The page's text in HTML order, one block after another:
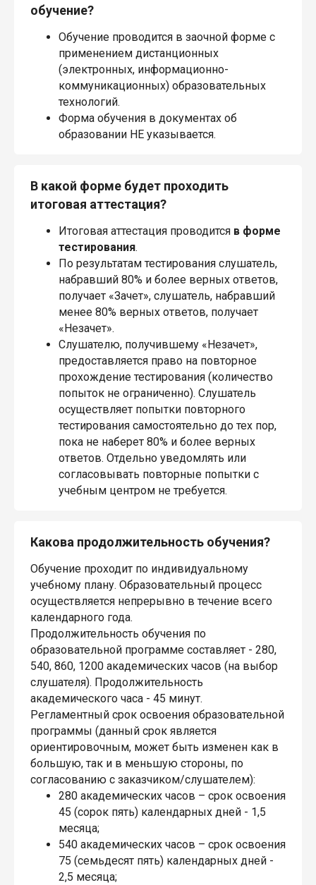
обучение?
Обучение проводится в заочной форме с
применением дистанционных
(электронных, информационно-
коммуникационных) образовательных
технологий.
Форма обучения в документах об
образовании НЕ указывается.
В какой форме будет проходить
итоговая аттестация?
Итоговая аттестация проводится в форме
тестирования.
По результатам тестирования слушатель,
набравший 80% и более верных ответов,
получает «Зачет», слушатель, набравший
менее 80% верных ответов, получает
«Незачет».
Слушателю, получившему «Незачет»,
предоставляется право на повторное
прохождение тестирования (количество
попыток не ограниченно). Слушатель
осуществляет попытки повторного
тестирования самостоятельно до тех пор,
пока не наберет 80% и более верных
ответов. Отдельно уведомлять или
согласовывать повторные попытки с
учебным центром не требуется.
Какова продолжительность обучения?
Обучение проходит по индивидуальному
учебному плану. Образовательный процесс
осуществляется непрерывно в течение всего
календарного года.
Продолжительность обучения по
образовательной программе составляет - 280,
540, 860, 1200 академических часов (на выбор
слушателя). Продолжительность
академического часа - 45 минут.
Регламентный срок освоения образовательной
программы (данный срок является
ориентировочным, может быть изменен как в
большую, так и в меньшую стороны, по
согласованию с заказчиком/слушателем):
280 академических часов – срок освоения
45 (сорок пять) календарных дней - 1,5
месяца;
540 академических часов – срок освоения
75 (семьдесят пять) календарных дней -
2,5 месяца;